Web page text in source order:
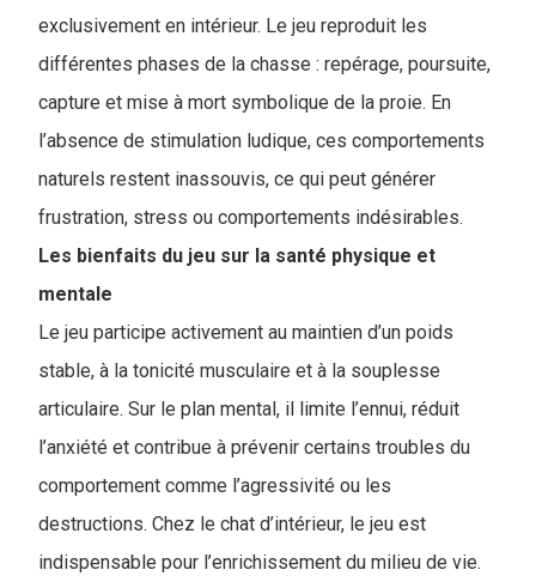
exclusivement en intérieur. Le jeu reproduit les
différentes phases de la chasse : repérage, poursuite,
capture et mise à mort symbolique de la proie. En
l’absence de stimulation ludique, ces comportements
naturels restent inassouvis, ce qui peut générer
frustration, stress ou comportements indésirables.
Les bienfaits du jeu sur la santé physique et
mentale
Le jeu participe activement au maintien d’un poids
stable, à la tonicité musculaire et à la souplesse
articulaire. Sur le plan mental, il limite l’ennui, réduit
l’anxiété et contribue à prévenir certains troubles du
comportement comme l’agressivité ou les
destructions. Chez le chat d’intérieur, le jeu est
indispensable pour l’enrichissement du milieu de vie.